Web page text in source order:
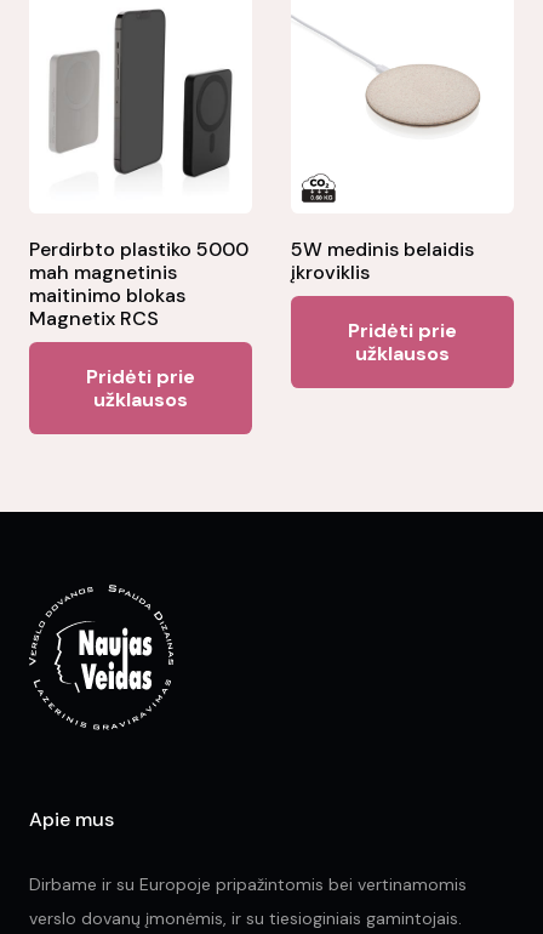
Perdirbto plastiko 5000
mah magnetinis
maitinimo blokas
Magnetix RCS
Pridėti prie
užklausos
5W medinis belaidis
įkroviklis
Pridėti prie
užklausos
Apie mus
Dirbame ir su Europoje pripažintomis bei vertinamomis
verslo dovanų įmonėmis, ir su tiesioginiais gamintojais.